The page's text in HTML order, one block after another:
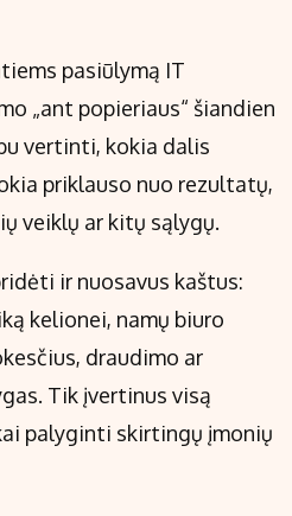
pasiūlymą IT
„ant popieriaus“ šiandien
vertinti, kokia dalis
priklauso nuo rezultatų,
veiklų ar kitų sąlygų.
ir nuosavus kaštus:
kelionei, namų biuro
draudimo ar
Tik įvertinus visą
palyginti skirtingų įmonių